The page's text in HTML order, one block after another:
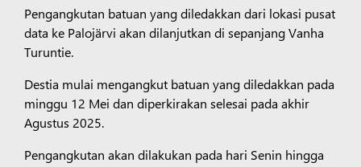
Pengangkutan batuan yang diledakkan dari lokasi pusat
data ke Palojärvi akan dilanjutkan di sepanjang Vanha
Turuntie.
Destia mulai mengangkut batuan yang diledakkan pada
minggu 12 Mei dan diperkirakan selesai pada akhir
Agustus 2025.
Pengangkutan akan dilakukan pada hari Senin hingga